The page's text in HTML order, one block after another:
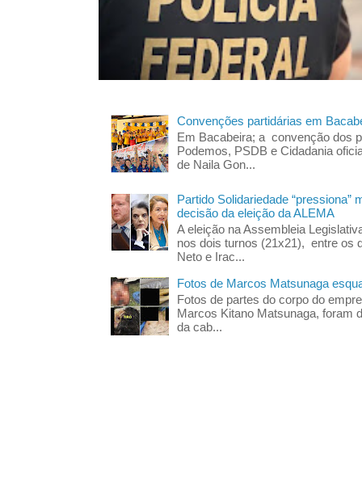
Convenções partidárias em
Em Bacabeira; a convenção dos
Podemos, PSDB e Cidadania
de Naila Gon...
Partido Solidariedade “pressiona”
decisão da eleição da ALEMA
A eleição na Assembleia
nos dois turnos (21x21), entre os
Neto e Irac...
Fotos de Marcos Matsunaga
Fotos de partes do corpo do
Marcos Kitano Matsunaga, foram
da cab...